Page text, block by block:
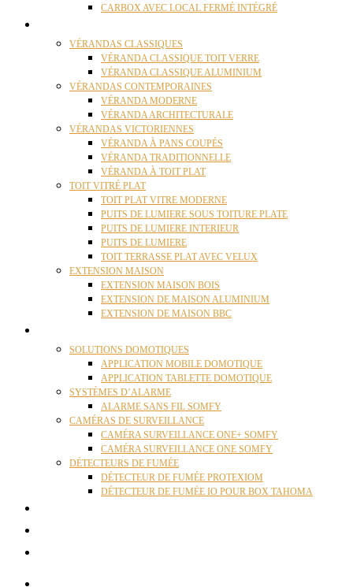
CARBOX AVEC LOCAL FERMÉ INTÉGRÉ
VÉRANDAS CLASSIQUES
VÉRANDA CLASSIQUE TOIT VERRE
VÉRANDA CLASSIQUE ALUMINIUM
VÉRANDAS CONTEMPORAINES
VÉRANDA MODERNE
VÉRANDA ARCHITECTURALE
VÉRANDAS VICTORIENNES
VÉRANDA À PANS COUPÉS
VÉRANDA TRADITIONNELLE
VÉRANDA À TOIT PLAT
TOIT VITRÉ PLAT
TOIT PLAT VITRE MODERNE
PUITS DE LUMIERE SOUS TOITURE PLATE
PUITS DE LUMIERE INTERIEUR
PUITS DE LUMIERE
TOIT TERRASSE PLAT AVEC VELUX
EXTENSION MAISON
EXTENSION MAISON BOIS
EXTENSION DE MAISON ALUMINIUM
EXTENSION DE MAISON BBC
SOLUTIONS DOMOTIQUES
APPLICATION MOBILE DOMOTIQUE
APPLICATION TABLETTE DOMOTIQUE
SYSTÈMES D’ALARME
ALARME SANS FIL SOMFY
CAMÉRAS DE SURVEILLANCE
CAMÉRA SURVEILLANCE ONE+ SOMFY
CAMÉRA SURVEILLANCE ONE SOMFY
DÉTECTEURS DE FUMÉE
DÉTECTEUR DE FUMÉE PROTEXIOM
DÉTECTEUR DE FUMÉE IO POUR BOX TAHOMA